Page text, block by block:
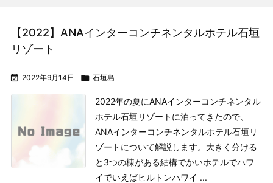
【2022】ANAインターコンチネンタルホテル石垣
リゾート
 2022年9月14日  石垣島
2022年の夏にANAインターコンチネンタル
ホテル石垣リゾートに泊ってきたので、
ANAインターコンチネンタルホテル石垣リ
ゾートについて解説します。 大きく分ける
と3つの棟がある結構でかいホテルでハワ
イでいえばヒルトンハワイ ...